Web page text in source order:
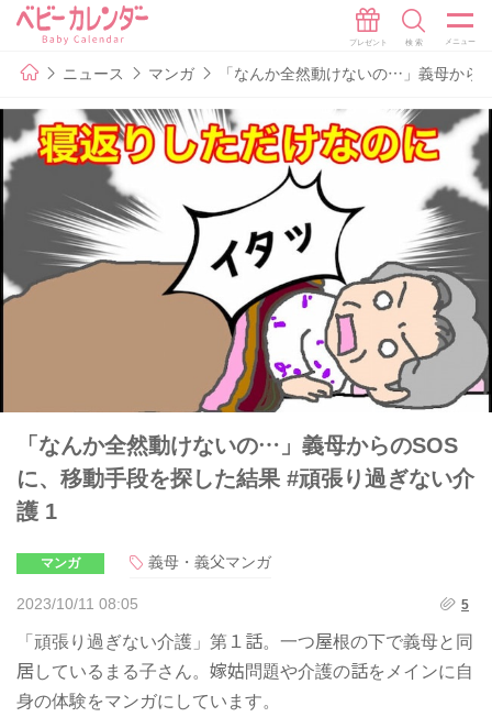
ニュース マンガ 「なんか全然動けないの…」義母から
「なんか全然動けないの…」義母からのSOS
に、移動手段を探した結果 #頑張り過ぎない介
護 1
マンガ 義母・義父マンガ
2023/10/11 08:05 5
「頑張り過ぎない介護」第１話。一つ屋根の下で義母と同
居しているまる子さん。嫁姑問題や介護の話をメインに自
身の体験をマンガにしています。